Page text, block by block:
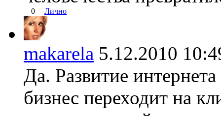
0 Лично
makarela 5.12.2010
Да. Развитие
бизнес переходит на